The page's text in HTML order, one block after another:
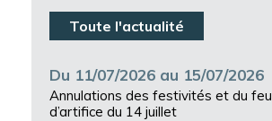
Toute l'actualité
Du 11/07/2026 au 15/07/2026
Annulations des festivités et du feu
d’artifice du 14 juillet